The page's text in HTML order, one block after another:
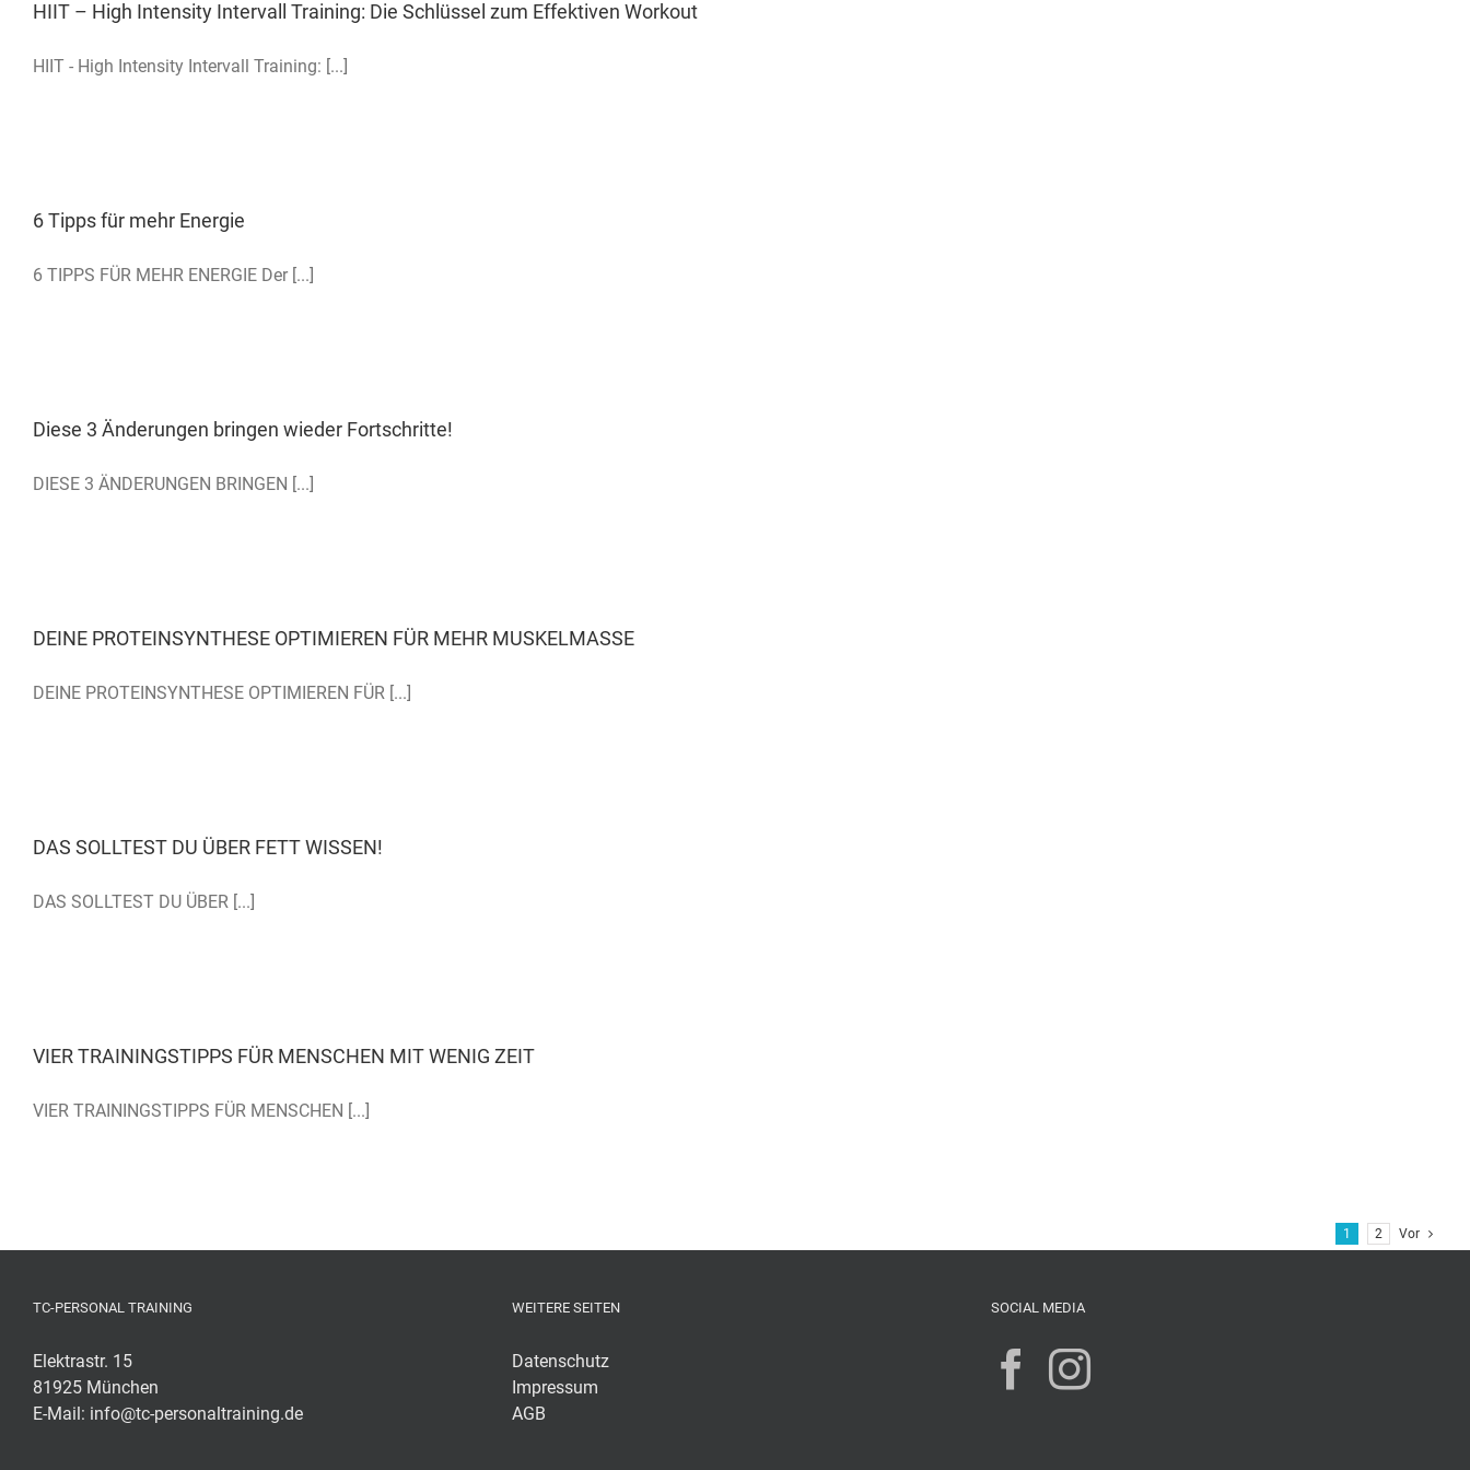
HIIT – High Intensity Intervall Training: Die Schlüssel zum Effektiven Workout
HIIT - High Intensity Intervall Training: [...]
6 Tipps für mehr Energie
6 TIPPS FÜR MEHR ENERGIE Der [...]
Diese 3 Änderungen bringen wieder Fortschritte!
DIESE 3 ÄNDERUNGEN BRINGEN [...]
DEINE PROTEINSYNTHESE OPTIMIEREN FÜR MEHR MUSKELMASSE
DEINE PROTEINSYNTHESE OPTIMIEREN FÜR [...]
DAS SOLLTEST DU ÜBER FETT WISSEN!
DAS SOLLTEST DU ÜBER [...]
VIER TRAININGSTIPPS FÜR MENSCHEN MIT WENIG ZEIT
VIER TRAININGSTIPPS FÜR MENSCHEN [...]
1 2 Vor
TC-PERSONAL TRAINING
Elektrastr. 15
81925 München
E-Mail: info@tc-personaltraining.de
WEITERE SEITEN
Datenschutz
Impressum
AGB
SOCIAL MEDIA